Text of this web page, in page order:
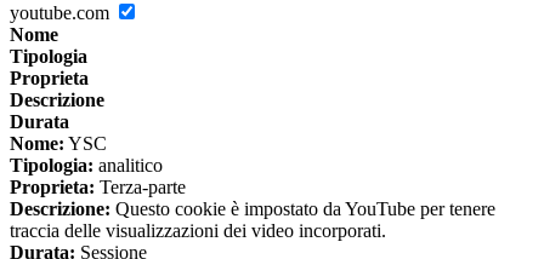
youtube.com
Nome
Tipologia
Proprieta
Descrizione
Durata
Nome: YSC
Tipologia: analitico
Proprieta: Terza-parte
Descrizione: Questo cookie è impostato da YouTube per tenere
traccia delle visualizzazioni dei video incorporati.
Durata: Sessione